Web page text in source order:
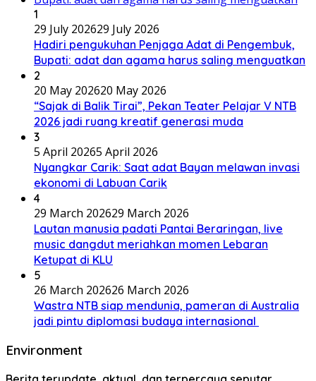
1
29 July 202629 July 2026
Hadiri pengukuhan Penjaga Adat di Pengembuk,
Bupati: adat dan agama harus saling menguatkan
2
20 May 202620 May 2026
“Sajak di Balik Tirai”, Pekan Teater Pelajar V NTB
2026 jadi ruang kreatif generasi muda
3
5 April 20265 April 2026
Nyangkar Carik: Saat adat Bayan melawan invasi
ekonomi di Labuan Carik
4
29 March 202629 March 2026
Lautan manusia padati Pantai Beraringan, live
music dangdut meriahkan momen Lebaran
Ketupat di KLU
5
26 March 202626 March 2026
Wastra NTB siap mendunia, pameran di Australia
jadi pintu diplomasi budaya internasional
Environment